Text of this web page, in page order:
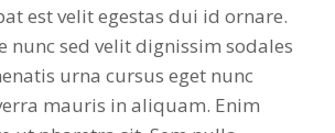
est velit egestas dui id ornare.
nunc sed velit dignissim sodales
urna cursus eget nunc
mauris in aliquam. Enim